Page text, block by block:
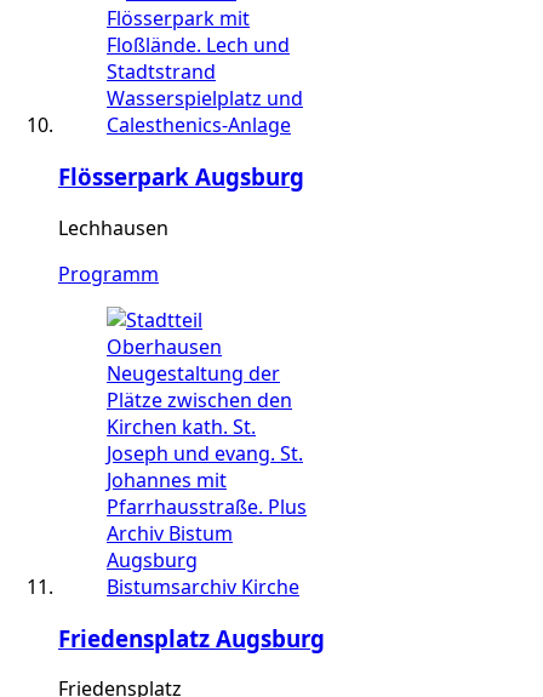
Flösserpark Augsburg
Lechhausen
Programm
Friedensplatz Augsburg
Friedensplatz